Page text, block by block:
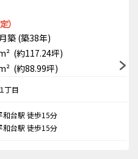
）
築 (築38年)
(約117.24坪)
(約88.99坪)
丁目
和台駅 徒歩15分
和台駅 徒歩15分